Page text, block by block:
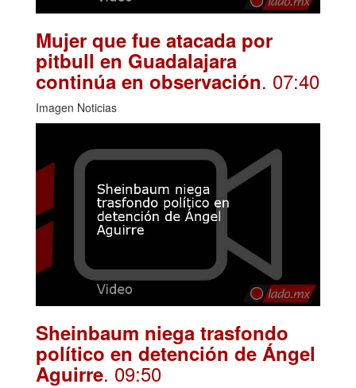
Mujer que fue atacada por
pitbull en Guadalajara
continúa en observación. 07:40
Imagen Noticias
Sheinbaum niega trasfondo
político en detención de Ángel
Aguirre. 09:50